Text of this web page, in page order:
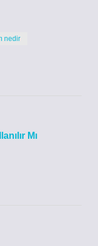
nedir
Mı